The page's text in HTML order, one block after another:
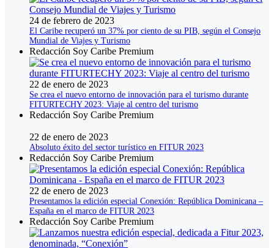
24 de febrero de 2023
El Caribe recuperó un 37% por ciento de su PIB, según el Consejo
Mundial de Viajes y Turismo
Redacción Soy Caribe Premium
22 de enero de 2023
Se crea el nuevo entorno de innovación para el turismo durante
FITURTECHY 2023: Viaje al centro del turismo
Redacción Soy Caribe Premium
22 de enero de 2023
Absoluto éxito del sector turístico en FITUR 2023
Redacción Soy Caribe Premium
22 de enero de 2023
Presentamos la edición especial Conexión: República Dominicana –
España en el marco de FITUR 2023
Redacción Soy Caribe Premium